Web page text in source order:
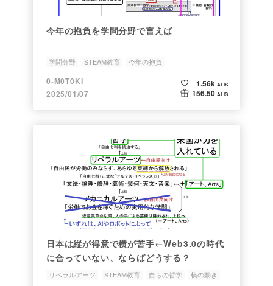
今年の抱負を学問分野で言えば
学問分野 STEAM教育 今年の抱負
0-M0T0KI
2025/01/07
1.56k ALIS
156.50 ALIS
日本は縦が得意で横が苦手←Web3.0の時代
に合っていない、ならばどうする？
リベラルアーツ STEAM教育 自らの哲学
横の動き